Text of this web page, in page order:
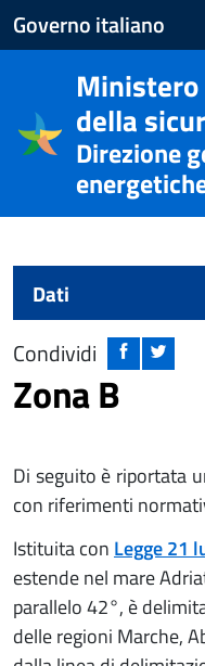
Apre
il
del
Governo
italiano
Governo italiano
della
Direzione
Dati
Condividi
Zona B
Di seguito è riportata
con riferimenti
Istituita con Legge 21
estende nel mare
parallelo 42°, è
delle regioni Marche,